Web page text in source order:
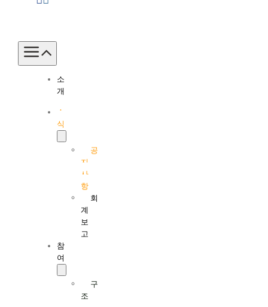
Toggle
Navigation
소
개
소
식
공
지
사
항
회
계
보
고
참
여
구
조